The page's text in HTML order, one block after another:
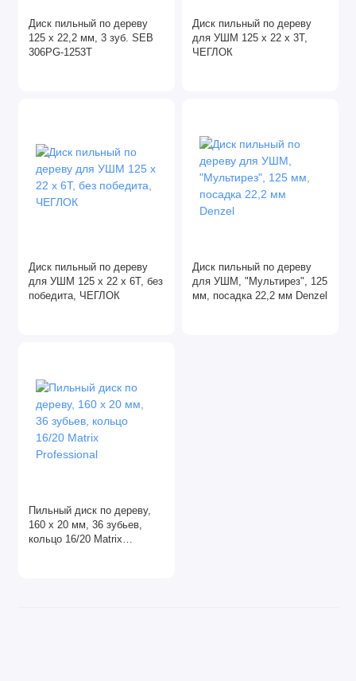
Диски алмазные
Зачистные круги
Лента малярная
Лента сигнальная
Монтажная пена
Пильные диски
Диск пильный по дереву
125 х 22,2 мм, 3 зуб. SEB
306PG-1253Т
Диск пильный по дереву
для УШМ 125 х 22 х 3Т,
ЧЕГЛОК
Диск пильный по дереву
для УШМ 125 х 22 х 6Т, без
победита, ЧЕГЛОК
Диск пильный по дереву
для УШМ, "Мультирез", 125
мм, посадка 22,2 мм Denzel
Пильный диск по дереву,
160 х 20 мм, 36 зубьев,
кольцо 16/20 Matrix